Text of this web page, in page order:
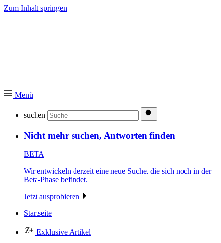
Zum Inhalt springen
Menü
suchen
Nicht mehr suchen, Antworten finden
BETA
Wir entwickeln derzeit eine neue Suche, die sich noch in der
Beta-Phase befindet.
Jetzt ausprobieren
Startseite
Exklusive Artikel